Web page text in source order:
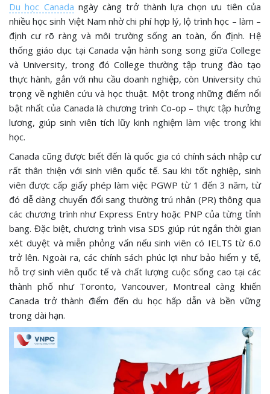
Du học Canada ngày càng trở thành lựa chọn ưu tiên của
nhiều học sinh Việt Nam nhờ chi phí hợp lý, lộ trình học – làm –
định cư rõ ràng và môi trường sống an toàn, ổn định. Hệ
thống giáo dục tại Canada vận hành song song giữa College
và University, trong đó College thường tập trung đào tạo
thực hành, gắn với nhu cầu doanh nghiệp, còn University chú
trọng về nghiên cứu và học thuật. Một trong những điểm nổi
bật nhất của Canada là chương trình Co-op – thực tập hưởng
lương, giúp sinh viên tích lũy kinh nghiệm làm việc trong khi
học.
Canada cũng được biết đến là quốc gia có chính sách nhập cư
rất thân thiện với sinh viên quốc tế. Sau khi tốt nghiệp, sinh
viên được cấp giấy phép làm việc PGWP từ 1 đến 3 năm, từ
đó dễ dàng chuyển đổi sang thường trú nhân (PR) thông qua
các chương trình như Express Entry hoặc PNP của từng tỉnh
bang. Đặc biệt, chương trình visa SDS giúp rút ngắn thời gian
xét duyệt và miễn phỏng vấn nếu sinh viên có IELTS từ 6.0
trở lên. Ngoài ra, các chính sách phúc lợi như bảo hiểm y tế,
hỗ trợ sinh viên quốc tế và chất lượng cuộc sống cao tại các
thành phố như Toronto, Vancouver, Montreal càng khiến
Canada trở thành điểm đến du học hấp dẫn và bền vững
trong dài hạn.